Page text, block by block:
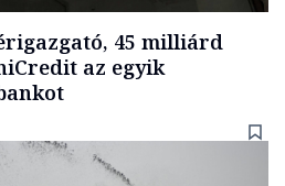
45 milliárd
az egyik